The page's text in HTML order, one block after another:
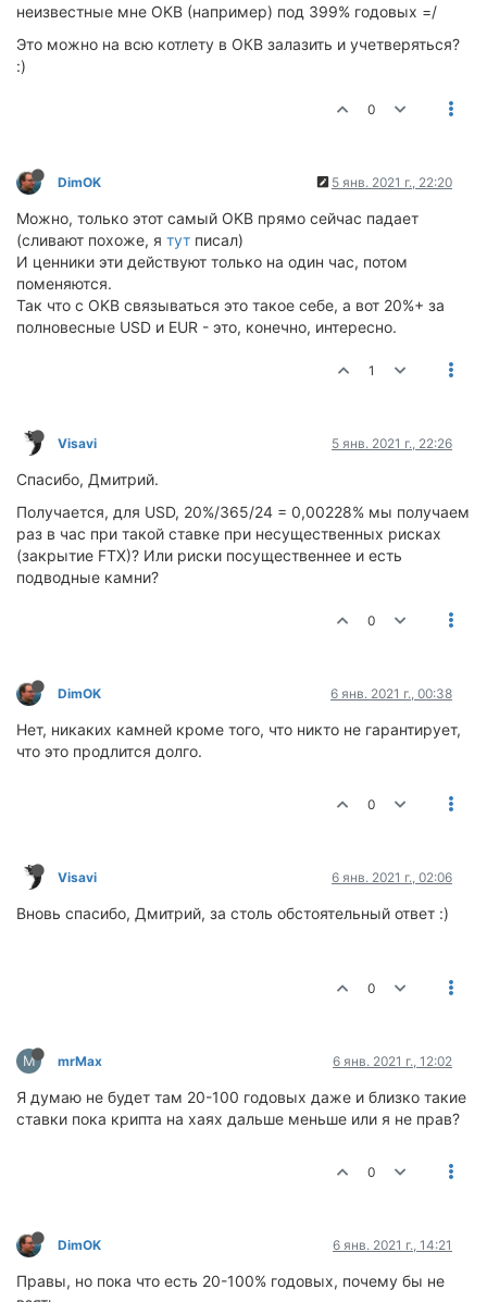
неизвестные мне OKB (например) под 399% годовых =/
Это можно на всю котлету в ОКВ залазить и учетверяться?
:)
0
DimOK 5 янв. 2021 г., 22:20
Можно, только этот самый OKB прямо сейчас падает
(сливают похоже, я тут писал)
И ценники эти действуют только на один час, потом
поменяются.
Так что с OKB связываться это такое себе, а вот 20%+ за
полновесные USD и EUR - это, конечно, интересно.
1
Visavi 5 янв. 2021 г., 22:26
Спасибо, Дмитрий.
Получается, для USD, 20%/365/24 = 0,00228% мы получаем
раз в час при такой ставке при несущественных рисках
(закрытие FTX)? Или риски посущественнее и есть
подводные камни?
0
DimOK 6 янв. 2021 г., 00:38
Нет, никаких камней кроме того, что никто не гарантирует,
что это продлится долго.
0
Visavi 6 янв. 2021 г., 02:06
Вновь спасибо, Дмитрий, за столь обстоятельный ответ :)
0
M mrMax 6 янв. 2021 г., 12:02
Я думаю не будет там 20-100 годовых даже и близко такие
ставки пока крипта на хаях дальше меньше или я не прав?
0
DimOK 6 янв. 2021 г., 14:21
Правы, но пока что есть 20-100% годовых, почему бы не